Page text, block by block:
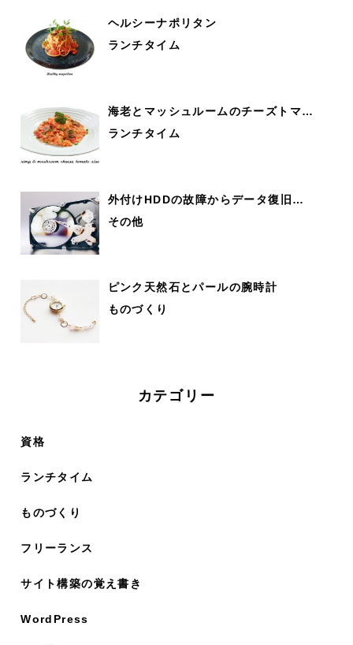
ヘルシーナポリタン
ランチタイム
海老とマッシュルームのチーズトマ…
ランチタイム
外付けHDDの故障からデータ復旧…
その他
ピンク天然石とパールの腕時計
ものづくり
カテゴリー
資格
ランチタイム
ものづくり
フリーランス
サイト構築の覚え書き
WordPress